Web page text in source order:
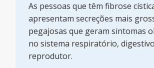
As pessoas que têm fibrose
apresentam secreções mais
pegajosas que geram sintomas
no sistema respiratório,
reprodutor.